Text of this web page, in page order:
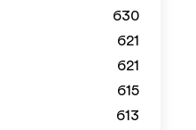
630
621
621
615
613